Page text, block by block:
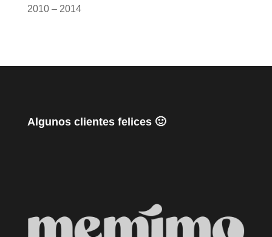
2010 – 2014
Algunos clientes felices 🙂